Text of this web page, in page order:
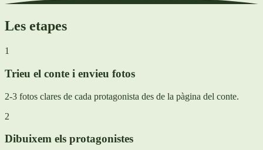
Les etapes
1
Trieu el conte i envieu fotos
2-3 fotos clares de cada protagonista des de la pàgina del conte.
2
Dibuixem els protagonistes